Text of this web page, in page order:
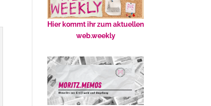
Hier kommt ihr zum aktuellen
web.weekly